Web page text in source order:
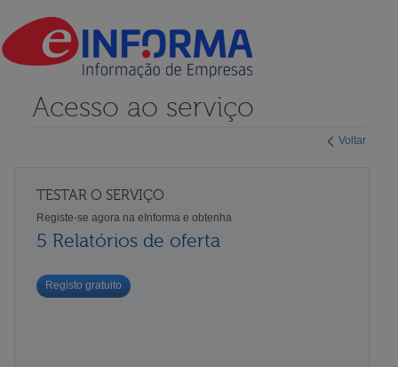
Voltar
Acesso ao serviço
TESTAR O SERVIÇO
Registe-se agora na eInforma e obtenha
5 Relatórios de oferta
Registo gratuito